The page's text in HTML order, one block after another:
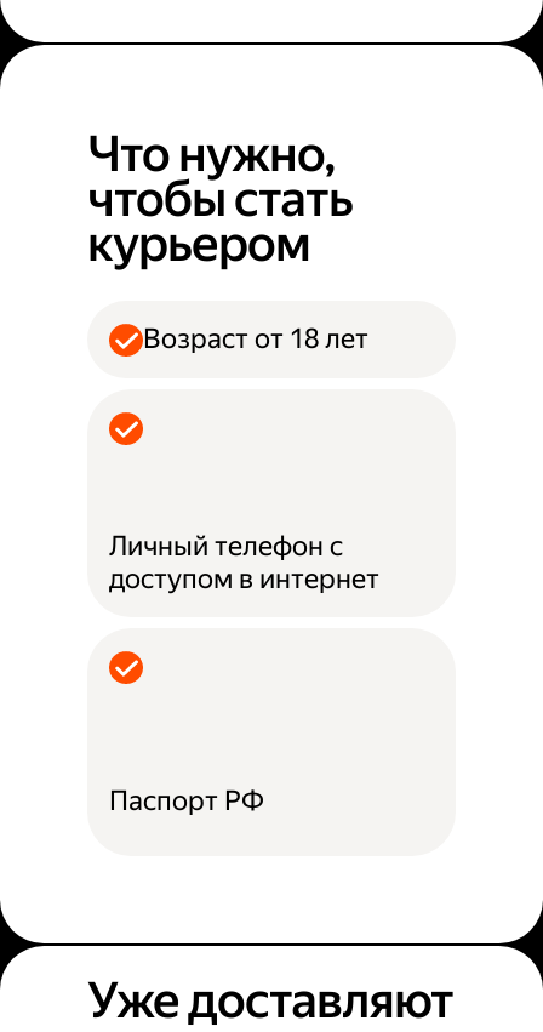
Что нужно,
чтобы стать
курьером
Возраст от 18 лет
Личный телефон с
доступом в интернет
Паспорт РФ
Уже доставляют